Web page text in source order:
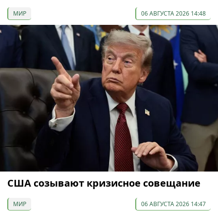
МИР 06 АВГУСТА 2026 14:48
США созывают кризисное совещание
МИР 06 АВГУСТА 2026 14:47